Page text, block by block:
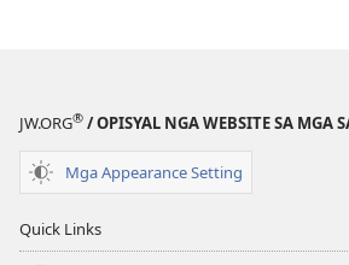
JW.ORG® / OPISYAL NGA WEBSITE SA MGA
Mga Appearance Setting
Quick Links